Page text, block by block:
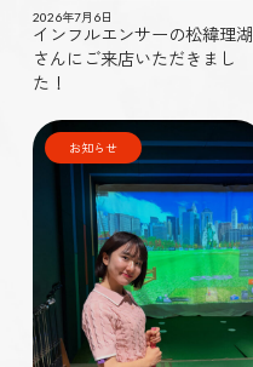
2026年7月6日
インフルエンサーの松緯理湖
さんにご来店いただきまし
た！
お知らせ